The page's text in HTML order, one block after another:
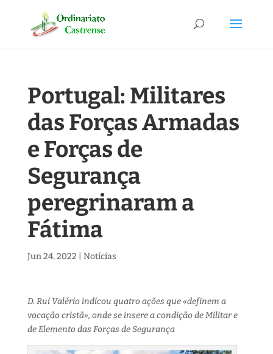
Portugal: Militares
das Forças Armadas
e Forças de
Segurança
peregrinaram a
Fátima
Jun 24, 2022 Notícias
D. Rui Valério indicou quatro ações que «definem a
vocação cristã», onde se insere a condição de Militar e
de Elemento das Forças de Segurança